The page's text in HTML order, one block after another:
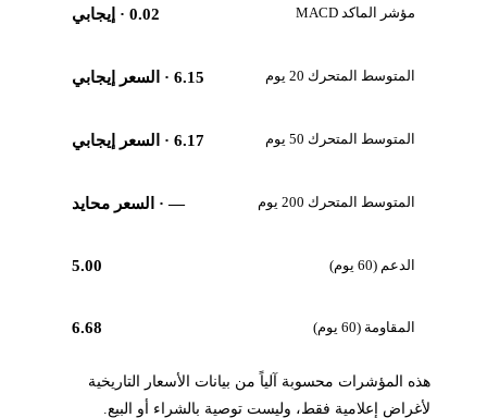
مؤشر الماكد MACD 0.02· إيجابي
المتوسط المتحرك 20 يوم 6.15· السعر إيجابي
المتوسط المتحرك 50 يوم 6.17· السعر إيجابي
المتوسط المتحرك 200 يوم —· السعر محايد
الدعم (60 يوم) 5.00
المقاومة (60 يوم) 6.68
هذه المؤشرات محسوبة آلياً من بيانات الأسعار التاريخية
لأغراض إعلامية فقط، وليست توصية بالشراء أو البيع.